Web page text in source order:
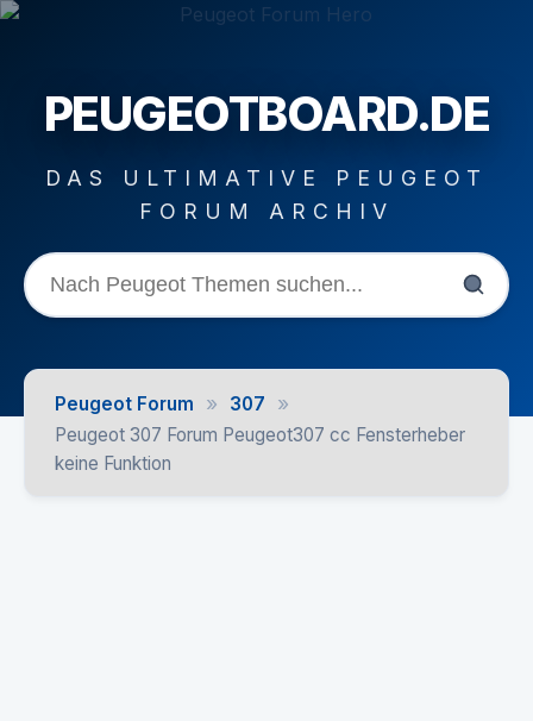
PEUGEOTBOARD.DE
DAS ULTIMATIVE PEUGEOT
FORUM ARCHIV
Peugeot Forum » 307 »
Peugeot 307 Forum Peugeot307 cc Fensterheber
keine Funktion